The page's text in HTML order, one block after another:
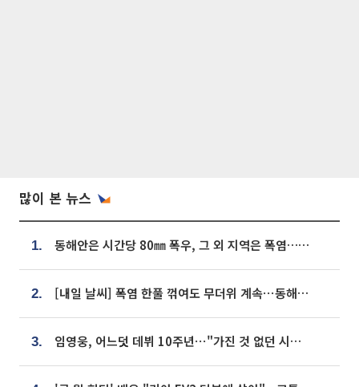
많이 본 뉴스
1. 동해안은 시간당 80㎜ 폭우, 그 외 지역은 폭염…‘극과 극 날씨’
2. [내일 날씨] 폭염 한풀 꺾여도 무더위 계속⋯동해안 이틀 연속 비
3. 임영웅, 어느덧 데뷔 10주년⋯"가진 것 없던 시절, 내 앞엔 20명의 팬뿐"